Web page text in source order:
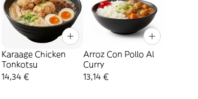
Karaage Chicken
Tonkotsu
14,34 €
Arroz Con Pollo Al
Curry
13,14 €